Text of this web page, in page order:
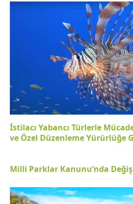
İstilacı Yabancı Türlerle
ve Özel Düzenleme Yürürlüğe
Milli Parklar Kanunu’nda